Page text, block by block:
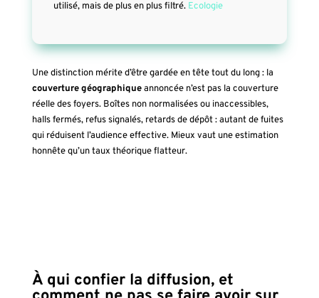
utilisé, mais de plus en plus filtré. Ecologie
Une distinction mérite d’être gardée en tête tout du long : la
couverture géographiqueannoncée n’est pas la couverture
réelle des foyers. Boîtes non normalisées ou inaccessibles,
halls fermés, refus signalés, retards de dépôt : autant de fuites
qui réduisent l’audience effective. Mieux vaut une estimation
honnête qu’un taux théorique flatteur.
À qui confier la diffusion, et